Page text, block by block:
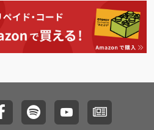
為に書き下ろしたオリ
ジナルビート。同チー
ムはこの音源で前人未
到の2年連続という快
挙を成し遂げた。体を
徴的。